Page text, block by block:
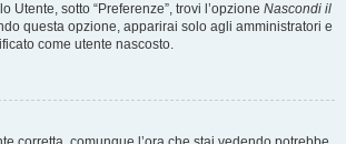
Utente, sotto “Preferenze”, trovi l’opzione Nascondi il
questa opzione, apparirai solo agli amministratori e
come utente nascosto.